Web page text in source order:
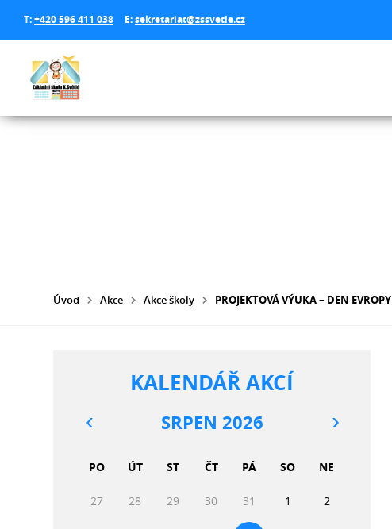
T:+420 596 411 038 E:sekretariat@zssvetle.cz
Úvod Akce Akce školy PROJEKTOVÁ VÝUKA – DEN EVROPY
KALENDÁŘ AKCÍ
SRPEN 2026
PO ÚT ST ČT PÁ SO NE
27 28 29 30 31 1 2